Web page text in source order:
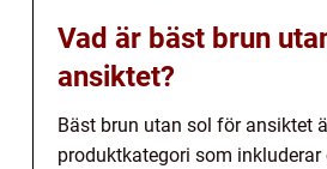
Vad är bäst brun
ansiktet?
Bäst brun utan sol för ansiktet
produktkategori som inkluderar